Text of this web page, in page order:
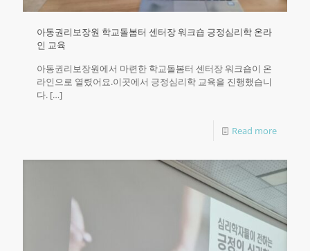
아동권리보장원 학교돌봄터 센터장 워크숍 긍정심리학 온라
인 교육
아동권리보장원에서 마련한 학교돌봄터 센터장 워크숍이 온
라인으로 열렸어요.이곳에서 긍정심리학 교육을 진행했습니
다.​ […]
Read more